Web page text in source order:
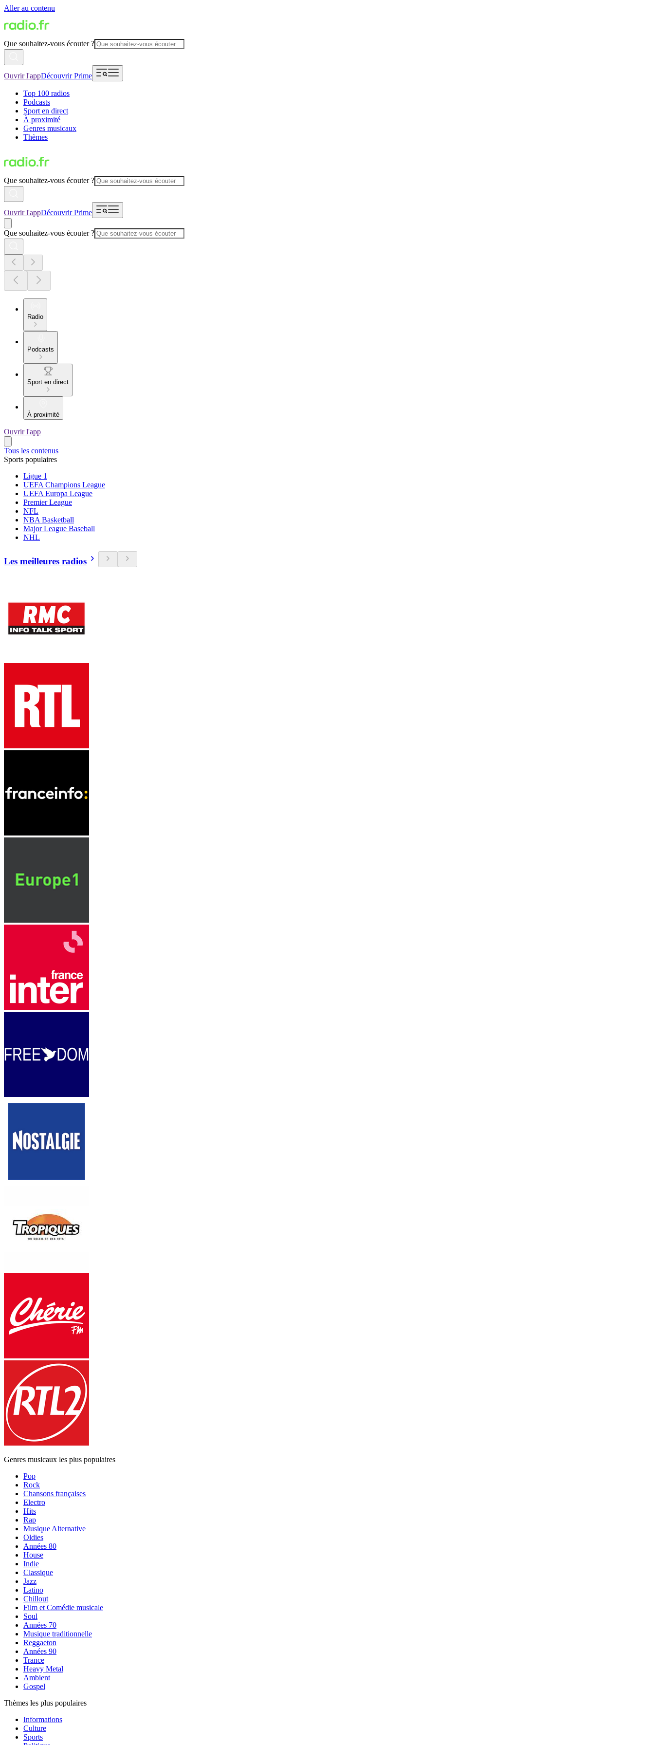
Aller au contenu
Que souhaitez-vous écouter ?
Ouvrir l'appDécouvrir Prime
Top 100 radios
Podcasts
Sport en direct
À proximité
Genres musicaux
Thèmes
Que souhaitez-vous écouter ?
Ouvrir l'appDécouvrir Prime
Que souhaitez-vous écouter ?
Radio
Podcasts
Sport en direct
À proximité
Ouvrir l'app
Tous les contenus
Sports populaires
Ligue 1
UEFA Champions League
UEFA Europa League
Premier League
NFL
NBA Basketball
Major League Baseball
NHL
Les meilleures radios
Genres musicaux les plus populaires
Pop
Rock
Chansons françaises
Electro
Hits
Rap
Musique Alternative
Oldies
Années 80
House
Indie
Classique
Jazz
Latino
Chillout
Film et Comédie musicale
Soul
Années 70
Musique traditionnelle
Reggaeton
Années 90
Trance
Heavy Metal
Ambient
Gospel
Thèmes les plus populaires
Informations
Culture
Sports